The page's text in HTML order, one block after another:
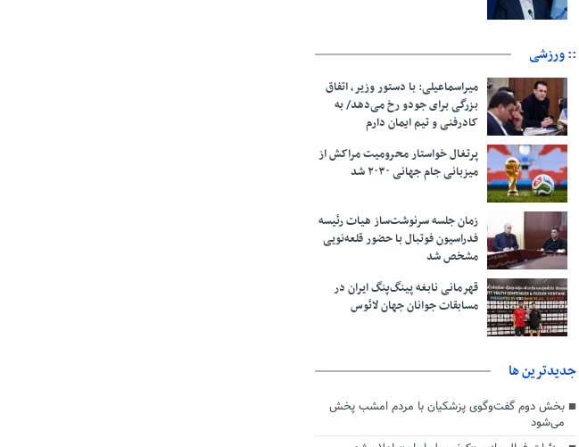
:: ورزشی
میراسماعیلی: با دستور وزیر، اتفاق
بزرگی برای جودو رخ می‌دهد/ به
کادرفنی و تیم ایمان دارم
پرتغال خواستار محرومیت مراکش از
میزبانی جام جهانی ۲۰۳۰ شد
زمان جلسه سرنوشت‌ساز هیات رئیسه
فدراسیون فوتبال با حضور قلعه‌نویی
مشخص شد
قهرمانی نابغه پینگ‌پنگ ایران در
مسابقات جوانان جهان لائوس
جديدترين ها
بخش دوم گفت‌وگوی پزشکیان با مردم امشب پخش
می‌شود